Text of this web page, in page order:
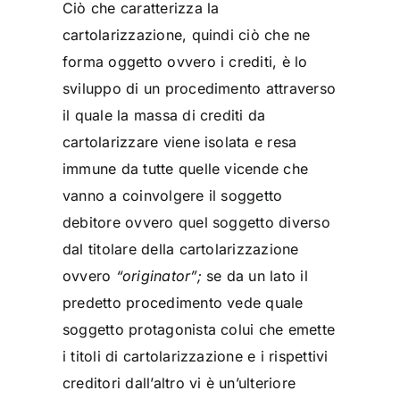
Ciò che caratterizza la
cartolarizzazione, quindi ciò che ne
forma oggetto ovvero i crediti, è lo
sviluppo di un procedimento attraverso
il quale la massa di crediti da
cartolarizzare viene isolata e resa
immune da tutte quelle vicende che
vanno a coinvolgere il soggetto
debitore ovvero quel soggetto diverso
dal titolare della cartolarizzazione
ovvero “originator”; se da un lato il
predetto procedimento vede quale
soggetto protagonista colui che emette
i titoli di cartolarizzazione e i rispettivi
creditori dall’altro vi è un’ulteriore